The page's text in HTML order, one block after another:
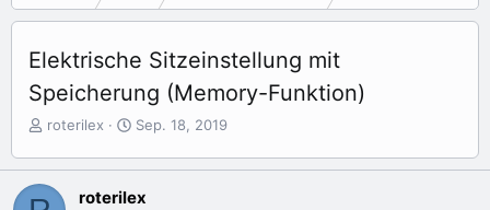
Elektrische Sitzeinstellung mit
Speicherung (Memory-Funktion)
E
t
roterilex
E
Sep. 18, 2019
roterilex